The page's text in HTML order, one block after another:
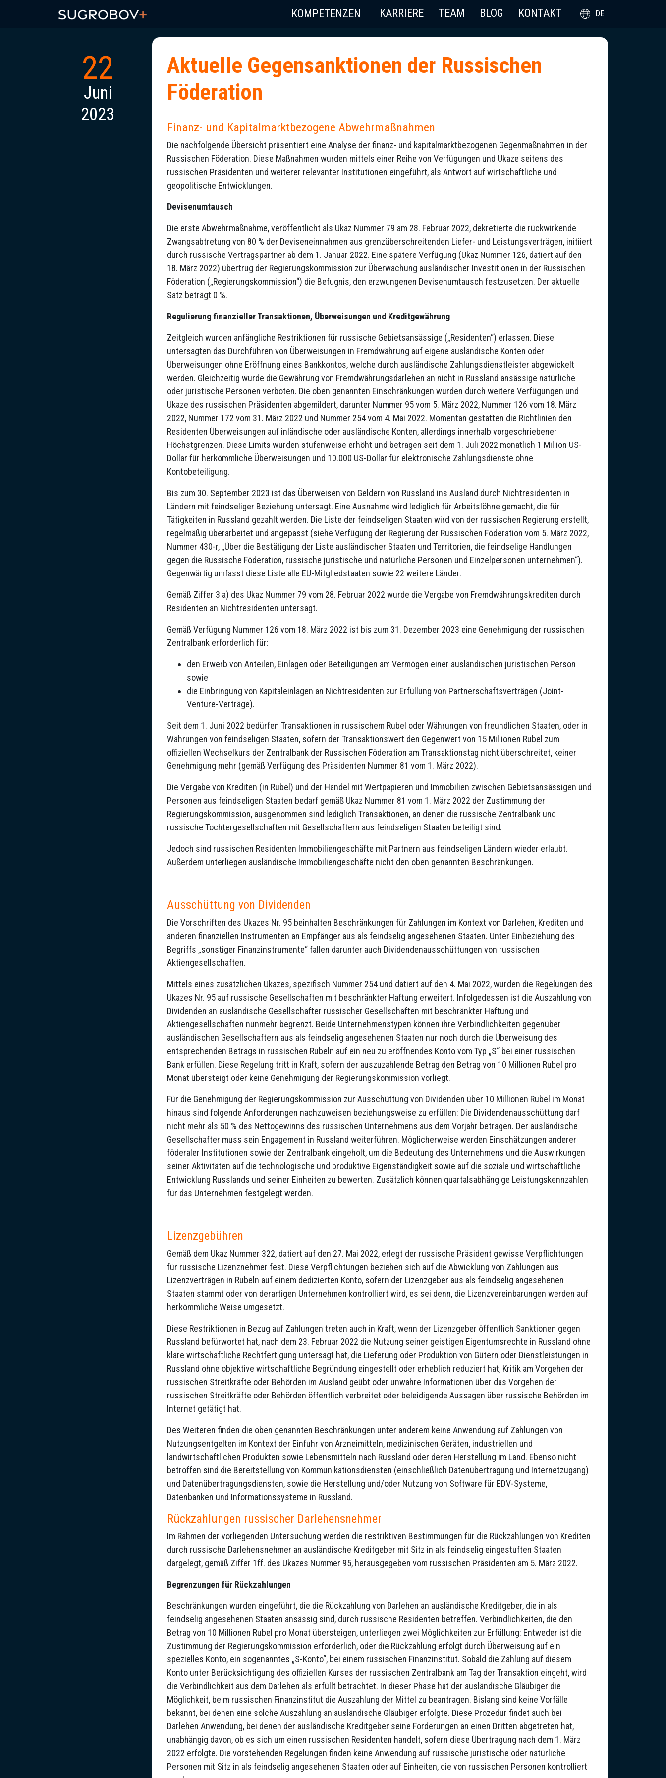
KOMPETENZEN KARRIERE TEAM BLOG KONTAKT DE
22
Juni
2023
Aktuelle Gegensanktionen der Russischen
Föderation
Finanz- und Kapitalmarktbezogene Abwehrmaßnahmen
Die nachfolgende Übersicht präsentiert eine Analyse der finanz- und kapitalmarktbezogenen Gegenmaßnahmen in der
Russischen Föderation. Diese Maßnahmen wurden mittels einer Reihe von Verfügungen und Ukaze seitens des
russischen Präsidenten und weiterer relevanter Institutionen eingeführt, als Antwort auf wirtschaftliche und
geopolitische Entwicklungen.
Devisenumtausch
Die erste Abwehrmaßnahme, veröffentlicht als Ukaz Nummer 79 am 28. Februar 2022, dekretierte die rückwirkende
Zwangsabtretung von 80 % der Deviseneinnahmen aus grenzüberschreitenden Liefer- und Leistungsverträgen, initiiert
durch russische Vertragspartner ab dem 1. Januar 2022. Eine spätere Verfügung (Ukaz Nummer 126, datiert auf den
18. März 2022) übertrug der Regierungskommission zur Überwachung ausländischer Investitionen in der Russischen
Föderation („Regierungskommission“) die Befugnis, den erzwungenen Devisenumtausch festzusetzen. Der aktuelle
Satz beträgt 0 %.
Regulierung finanzieller Transaktionen, Überweisungen und Kreditgewährung
Zeitgleich wurden anfängliche Restriktionen für russische Gebietsansässige („Residenten“) erlassen. Diese
untersagten das Durchführen von Überweisungen in Fremdwährung auf eigene ausländische Konten oder
Überweisungen ohne Eröffnung eines Bankkontos, welche durch ausländische Zahlungsdienstleister abgewickelt
werden. Gleichzeitig wurde die Gewährung von Fremdwährungsdarlehen an nicht in Russland ansässige natürliche
oder juristische Personen verboten. Die oben genannten Einschränkungen wurden durch weitere Verfügungen und
Ukaze des russischen Präsidenten abgemildert, darunter Nummer 95 vom 5. März 2022, Nummer 126 vom 18. März
2022, Nummer 172 vom 31. März 2022 und Nummer 254 vom 4. Mai 2022. Momentan gestatten die Richtlinien den
Residenten Überweisungen auf inländische oder ausländische Konten, allerdings innerhalb vorgeschriebener
Höchstgrenzen. Diese Limits wurden stufenweise erhöht und betragen seit dem 1. Juli 2022 monatlich 1 Million US-
Dollar für herkömmliche Überweisungen und 10.000 US-Dollar für elektronische Zahlungsdienste ohne
Kontobeteiligung.
Bis zum 30. September 2023 ist das Überweisen von Geldern von Russland ins Ausland durch Nichtresidenten in
Ländern mit feindseliger Beziehung untersagt. Eine Ausnahme wird lediglich für Arbeitslöhne gemacht, die für
Tätigkeiten in Russland gezahlt werden. Die Liste der feindseligen Staaten wird von der russischen Regierung erstellt,
regelmäßig überarbeitet und angepasst (siehe Verfügung der Regierung der Russischen Föderation vom 5. März 2022,
Nummer 430-r, „Über die Bestätigung der Liste ausländischer Staaten und Territorien, die feindselige Handlungen
gegen die Russische Föderation, russische juristische und natürliche Personen und Einzelpersonen unternehmen“).
Gegenwärtig umfasst diese Liste alle EU-Mitgliedstaaten sowie 22 weitere Länder.
Gemäß Ziffer 3 a) des Ukaz Nummer 79 vom 28. Februar 2022 wurde die Vergabe von Fremdwährungskrediten durch
Residenten an Nichtresidenten untersagt.
Gemäß Verfügung Nummer 126 vom 18. März 2022 ist bis zum 31. Dezember 2023 eine Genehmigung der russischen
Zentralbank erforderlich für:
den Erwerb von Anteilen, Einlagen oder Beteiligungen am Vermögen einer ausländischen juristischen Person
sowie
die Einbringung von Kapitaleinlagen an Nichtresidenten zur Erfüllung von Partnerschaftsverträgen (Joint-
Venture-Verträge).
Seit dem 1. Juni 2022 bedürfen Transaktionen in russischem Rubel oder Währungen von freundlichen Staaten, oder in
Währungen von feindseligen Staaten, sofern der Transaktionswert den Gegenwert von 15 Millionen Rubel zum
offiziellen Wechselkurs der Zentralbank der Russischen Föderation am Transaktionstag nicht überschreitet, keiner
Genehmigung mehr (gemäß Verfügung des Präsidenten Nummer 81 vom 1. März 2022).
Die Vergabe von Krediten (in Rubel) und der Handel mit Wertpapieren und Immobilien zwischen Gebietsansässigen und
Personen aus feindseligen Staaten bedarf gemäß Ukaz Nummer 81 vom 1. März 2022 der Zustimmung der
Regierungskommission, ausgenommen sind lediglich Transaktionen, an denen die russische Zentralbank und
russische Tochtergesellschaften mit Gesellschaftern aus feindseligen Staaten beteiligt sind.
Jedoch sind russischen Residenten Immobiliengeschäfte mit Partnern aus feindseligen Ländern wieder erlaubt.
Außerdem unterliegen ausländische Immobiliengeschäfte nicht den oben genannten Beschränkungen.
Ausschüttung von Dividenden
Die Vorschriften des Ukazes Nr. 95 beinhalten Beschränkungen für Zahlungen im Kontext von Darlehen, Krediten und
anderen finanziellen Instrumenten an Empfänger aus als feindselig angesehenen Staaten. Unter Einbeziehung des
Begriffs „sonstiger Finanzinstrumente“ fallen darunter auch Dividendenausschüttungen von russischen
Aktiengesellschaften.
Mittels eines zusätzlichen Ukazes, spezifisch Nummer 254 und datiert auf den 4. Mai 2022, wurden die Regelungen des
Ukazes Nr. 95 auf russische Gesellschaften mit beschränkter Haftung erweitert. Infolgedessen ist die Auszahlung von
Dividenden an ausländische Gesellschafter russischer Gesellschaften mit beschränkter Haftung und
Aktiengesellschaften nunmehr begrenzt. Beide Unternehmenstypen können ihre Verbindlichkeiten gegenüber
ausländischen Gesellschaftern aus als feindselig angesehenen Staaten nur noch durch die Überweisung des
entsprechenden Betrags in russischen Rubeln auf ein neu zu eröffnendes Konto vom Typ „S“ bei einer russischen
Bank erfüllen. Diese Regelung tritt in Kraft, sofern der auszuzahlende Betrag den Betrag von 10 Millionen Rubel pro
Monat übersteigt oder keine Genehmigung der Regierungskommission vorliegt.
Für die Genehmigung der Regierungskommission zur Ausschüttung von Dividenden über 10 Millionen Rubel im Monat
hinaus sind folgende Anforderungen nachzuweisen beziehungsweise zu erfüllen: Die Dividendenausschüttung darf
nicht mehr als 50 % des Nettogewinns des russischen Unternehmens aus dem Vorjahr betragen. Der ausländische
Gesellschafter muss sein Engagement in Russland weiterführen. Möglicherweise werden Einschätzungen anderer
föderaler Institutionen sowie der Zentralbank eingeholt, um die Bedeutung des Unternehmens und die Auswirkungen
seiner Aktivitäten auf die technologische und produktive Eigenständigkeit sowie auf die soziale und wirtschaftliche
Entwicklung Russlands und seiner Einheiten zu bewerten. Zusätzlich können quartalsabhängige Leistungskennzahlen
für das Unternehmen festgelegt werden.
Lizenzgebühren
Gemäß dem Ukaz Nummer 322, datiert auf den 27. Mai 2022, erlegt der russische Präsident gewisse Verpflichtungen
für russische Lizenznehmer fest. Diese Verpflichtungen beziehen sich auf die Abwicklung von Zahlungen aus
Lizenzverträgen in Rubeln auf einem dedizierten Konto, sofern der Lizenzgeber aus als feindselig angesehenen
Staaten stammt oder von derartigen Unternehmen kontrolliert wird, es sei denn, die Lizenzvereinbarungen werden auf
herkömmliche Weise umgesetzt.
Diese Restriktionen in Bezug auf Zahlungen treten auch in Kraft, wenn der Lizenzgeber öffentlich Sanktionen gegen
Russland befürwortet hat, nach dem 23. Februar 2022 die Nutzung seiner geistigen Eigentumsrechte in Russland ohne
klare wirtschaftliche Rechtfertigung untersagt hat, die Lieferung oder Produktion von Gütern oder Dienstleistungen in
Russland ohne objektive wirtschaftliche Begründung eingestellt oder erheblich reduziert hat, Kritik am Vorgehen der
russischen Streitkräfte oder Behörden im Ausland geübt oder unwahre Informationen über das Vorgehen der
russischen Streitkräfte oder Behörden öffentlich verbreitet oder beleidigende Aussagen über russische Behörden im
Internet getätigt hat.
Des Weiteren finden die oben genannten Beschränkungen unter anderem keine Anwendung auf Zahlungen von
Nutzungsentgelten im Kontext der Einfuhr von Arzneimitteln, medizinischen Geräten, industriellen und
landwirtschaftlichen Produkten sowie Lebensmitteln nach Russland oder deren Herstellung im Land. Ebenso nicht
betroffen sind die Bereitstellung von Kommunikationsdiensten (einschließlich Datenübertragung und Internetzugang)
und Datenübertragungsdiensten, sowie die Herstellung und/oder Nutzung von Software für EDV-Systeme,
Datenbanken und Informationssysteme in Russland.
Rückzahlungen russischer Darlehensnehmer
Im Rahmen der vorliegenden Untersuchung werden die restriktiven Bestimmungen für die Rückzahlungen von Krediten
durch russische Darlehensnehmer an ausländische Kreditgeber mit Sitz in als feindselig eingestuften Staaten
dargelegt, gemäß Ziffer 1ff. des Ukazes Nummer 95, herausgegeben vom russischen Präsidenten am 5. März 2022.
Begrenzungen für Rückzahlungen
Beschränkungen wurden eingeführt, die die Rückzahlung von Darlehen an ausländische Kreditgeber, die in als
feindselig angesehenen Staaten ansässig sind, durch russische Residenten betreffen. Verbindlichkeiten, die den
Betrag von 10 Millionen Rubel pro Monat übersteigen, unterliegen zwei Möglichkeiten zur Erfüllung: Entweder ist die
Zustimmung der Regierungskommission erforderlich, oder die Rückzahlung erfolgt durch Überweisung auf ein
spezielles Konto, ein sogenanntes „S-Konto“, bei einem russischen Finanzinstitut. Sobald die Zahlung auf diesem
Konto unter Berücksichtigung des offiziellen Kurses der russischen Zentralbank am Tag der Transaktion eingeht, wird
die Verbindlichkeit aus dem Darlehen als erfüllt betrachtet. In dieser Phase hat der ausländische Gläubiger die
Möglichkeit, beim russischen Finanzinstitut die Auszahlung der Mittel zu beantragen. Bislang sind keine Vorfälle
bekannt, bei denen eine solche Auszahlung an ausländische Gläubiger erfolgte. Diese Prozedur findet auch bei
Darlehen Anwendung, bei denen der ausländische Kreditgeber seine Forderungen an einen Dritten abgetreten hat,
unabhängig davon, ob es sich um einen russischen Residenten handelt, sofern diese Übertragung nach dem 1. März
2022 erfolgte. Die vorstehenden Regelungen finden keine Anwendung auf russische juristische oder natürliche
Personen mit Sitz in als feindselig angesehenen Staaten oder auf Einheiten, die von russischen Personen kontrolliert